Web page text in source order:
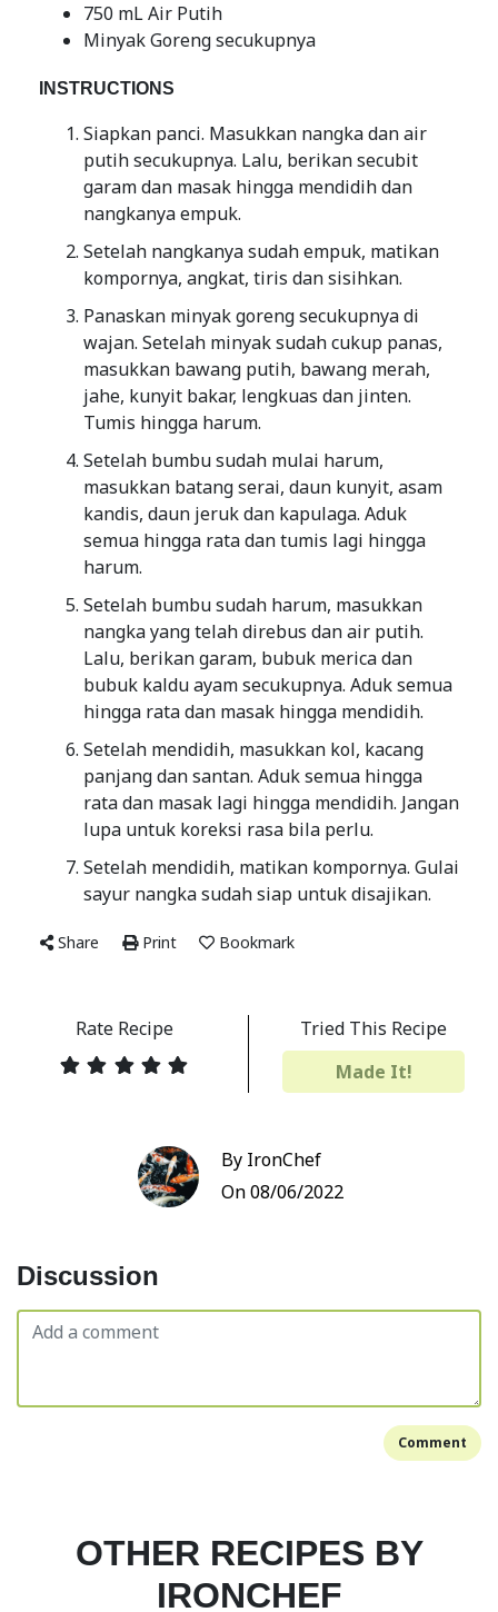
750 mL Air Putih
Minyak Goreng secukupnya
INSTRUCTIONS
Siapkan panci. Masukkan nangka dan air
putih secukupnya. Lalu, berikan secubit
garam dan masak hingga mendidih dan
nangkanya empuk.
Setelah nangkanya sudah empuk, matikan
kompornya, angkat, tiris dan sisihkan.
Panaskan minyak goreng secukupnya di
wajan. Setelah minyak sudah cukup panas,
masukkan bawang putih, bawang merah,
jahe, kunyit bakar, lengkuas dan jinten.
Tumis hingga harum.
Setelah bumbu sudah mulai harum,
masukkan batang serai, daun kunyit, asam
kandis, daun jeruk dan kapulaga. Aduk
semua hingga rata dan tumis lagi hingga
harum.
Setelah bumbu sudah harum, masukkan
nangka yang telah direbus dan air putih.
Lalu, berikan garam, bubuk merica dan
bubuk kaldu ayam secukupnya. Aduk semua
hingga rata dan masak hingga mendidih.
Setelah mendidih, masukkan kol, kacang
panjang dan santan. Aduk semua hingga
rata dan masak lagi hingga mendidih. Jangan
lupa untuk koreksi rasa bila perlu.
Setelah mendidih, matikan kompornya. Gulai
sayur nangka sudah siap untuk disajikan.
Share Print Bookmark
Rate Recipe
Tried This Recipe
Made It!
By IronChef
On 08/06/2022
Discussion
Comment
OTHER RECIPES BY
IRONCHEF